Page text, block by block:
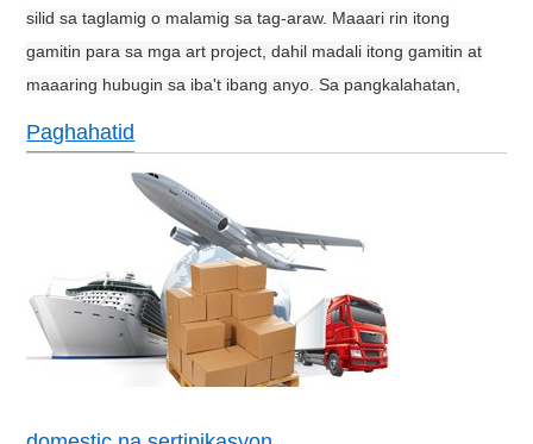
silid sa taglamig o malamig sa tag-araw. Maaari rin itong
gamitin para sa mga art project, dahil madali itong gamitin at
maaaring hubugin sa iba't ibang anyo. Sa pangkalahatan,
Paghahatid